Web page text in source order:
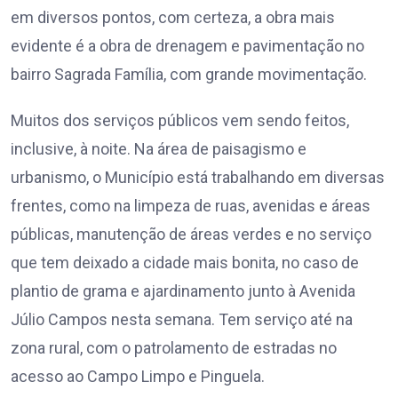
em diversos pontos, com certeza, a obra mais
evidente é a obra de drenagem e pavimentação no
bairro Sagrada Família, com grande movimentação.
Muitos dos serviços públicos vem sendo feitos,
inclusive, à noite. Na área de paisagismo e
urbanismo, o Município está trabalhando em diversas
frentes, como na limpeza de ruas, avenidas e áreas
públicas, manutenção de áreas verdes e no serviço
que tem deixado a cidade mais bonita, no caso de
plantio de grama e ajardinamento junto à Avenida
Júlio Campos nesta semana. Tem serviço até na
zona rural, com o patrolamento de estradas no
acesso ao Campo Limpo e Pinguela.